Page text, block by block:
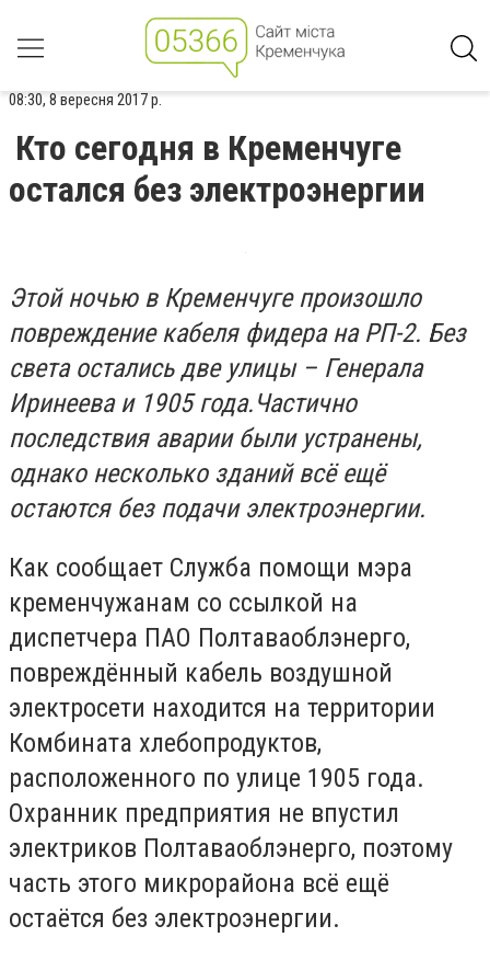
08:30, 8 вересня 2017 р.
Кто сегодня в Кременчуге
остался без электроэнергии
Этой ночью в Кременчуге произошло
повреждение кабеля фидера на РП-2. Без
света остались две улицы – Генерала
Иринеева и 1905 года.Частично
последствия аварии были устранены,
однако несколько зданий всё ещё
остаются без подачи электроэнергии.
Как сообщает Служба помощи мэра
кременчужанам со ссылкой на
диспетчера ПАО Полтаваоблэнерго,
повреждённый кабель воздушной
электросети находится на территории
Комбината хлебопродуктов,
расположенного по улице 1905 года.
Охранник предприятия не впустил
электриков Полтаваоблэнерго, поэтому
часть этого микрорайона всё ещё
остаётся без электроэнергии.